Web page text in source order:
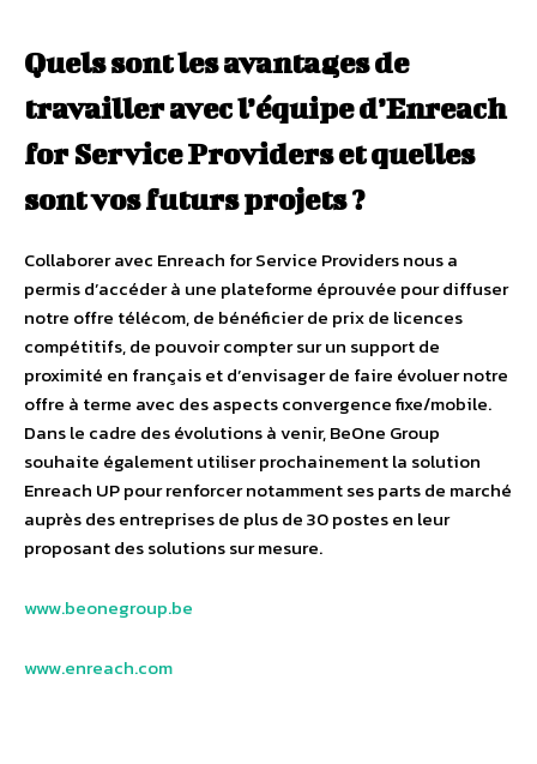
Quels sont les avantages de
travailler avec l’équipe d’Enreach
for Service Providers et quelles
sont vos futurs projets ?
Collaborer avec Enreach for Service Providers nous a
permis d’accéder à une plateforme éprouvée pour diffuser
notre offre télécom, de bénéficier de prix de licences
compétitifs, de pouvoir compter sur un support de
proximité en français et d’envisager de faire évoluer notre
offre à terme avec des aspects convergence fixe/mobile.
Dans le cadre des évolutions à venir, BeOne Group
souhaite également utiliser prochainement la solution
Enreach UP pour renforcer notamment ses parts de marché
auprès des entreprises de plus de 30 postes en leur
proposant des solutions sur mesure.
www.beonegroup.be
www.enreach.com